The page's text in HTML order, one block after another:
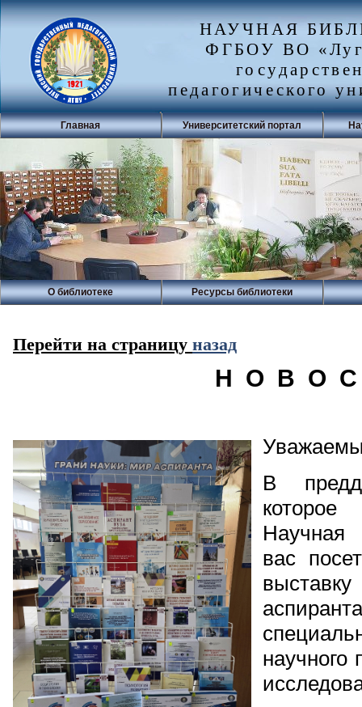
НАУЧНАЯ
ФГБОУ ВО
педагогического
Главная Университетский портал
О библиотеке Ресурсы библиотеки
Перейти на страницу назад
Н О В О
В
Научная
вас
научного